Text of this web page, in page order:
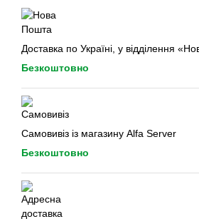
Доставка по Україні, у відділення
Безкоштовно
Самовивіз із магазину Alfa Server
Безкоштовно